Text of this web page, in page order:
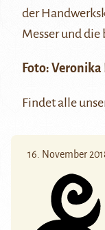
der
Messer und die
Foto: Veronika
Findet alle
16. November